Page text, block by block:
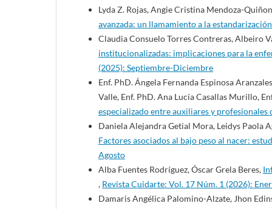
Lyda Z. Rojas, Angie Cristina Mendoza-
avanzada: un llamamiento a la
Claudia Consuelo Torres Contreras, Albeiro
institucionalizadas: implicaciones para la
(2025): Septiembre-Diciembre
Enf. PhD. Ángela Fernanda Espinosa
Valle, Enf. PhD. Ana Lucía Casallas Murillo,
especializado entre auxiliares y profesionales
Daniela Alejandra Getial Mora, Leidys Paola
Factores asociados al bajo peso al nacer:
Agosto
Alba Fuentes Rodríguez, Óscar Grela Beres,
, Revista Cuidarte: Vol. 17 Núm. 1 (2026):
Damaris Angélica Palomino-Alzate, Jhon